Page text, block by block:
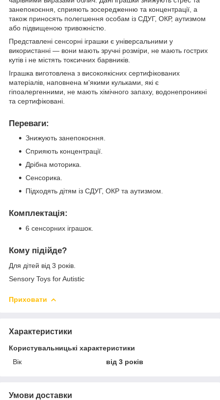
занепокоєння, сприяють зосередженню та концентрації, а
також приносять полегшення особам із СДУГ, ОКР, аутизмом
або підвищеною тривожністю.
Представлені сенсорні іграшки є універсальними у
використанні — вони мають зручні розміри, не мають гострих
кутів і не містять токсичних барвників.
Іграшка виготовлена ​​з високоякісних сертифікованих
матеріалів, наповнена м'якими кульками, які є
гіпоалергенними, не мають хімічного запаху, водонепроникні
та сертифіковані.
Переваги:
Знижують занепокоєння.
Сприяють концентрації.
Дрібна моторика.
Сенсорика.
Підходять дітям із СДУГ, ОКР та аутизмом.
Комплектація:
6 сенсорних іграшок.
Кому підійде?
Для дітей від 3 років.
Sensory Toys for Autistic
Приховати
Характеристики
Користувальницькі характеристики
Вік
від 3 років
Умови доставки